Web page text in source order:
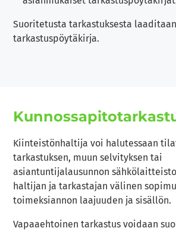
Suoritetusta tarkastuksesta laaditaan
tarkastuspöytäkirja.
Kiinteistönhaltija voi halutessaan
tarkastuksen, muun selvityksen tai
asiantuntijalausunnon
haltijan ja tarkastajan välinen
toimeksiannon laajuuden ja sisällön.
Vapaaehtoinen tarkastus voidaan